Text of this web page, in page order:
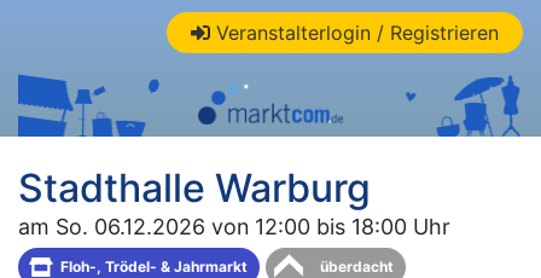
Veranstalterlogin / Registrieren
Stadthalle Warburg
am So. 06.12.2026 von 12:00 bis 18:00 Uhr
Floh-, Trödel- & Jahrmarkt überdacht